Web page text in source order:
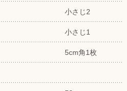
小さじ2
小さじ1
5cm角1枚